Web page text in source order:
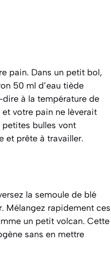
pain. Dans un petit bol,
50 ml d’eau tiède
dire à la température de
votre pain ne lèverait
petites bulles vont
et prête à travailler.
la semoule de blé
Mélangez rapidement ces
un petit volcan. Cette
sans en mettre